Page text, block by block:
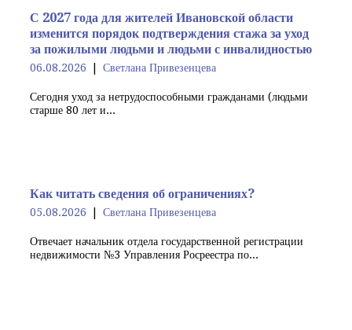
С 2027 года для жителей Ивановской области
изменится порядок подтверждения стажа за уход
за пожилыми людьми и людьми с инвалидностью
06.08.2026 Светлана Привезенцева
Сегодня уход за нетрудоспособными гражданами (людьми
старше 80 лет и...
Как читать сведения об ограничениях?
05.08.2026 Светлана Привезенцева
Отвечает начальник отдела государственной регистрации
недвижимости №3 Управления Росреестра по...